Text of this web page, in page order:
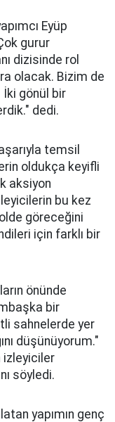
Eyüp
gurur
dizisinde rol
olacak. Bizim de
İki gönül bir
dedi.
temsil
oldukça keyifli
aksiyon
bu kez
göreceğini
için farklı bir
önünde
bir
sahnelerde yer
düşünüyorum."
izleyiciler
söyledi.
yapımın genç